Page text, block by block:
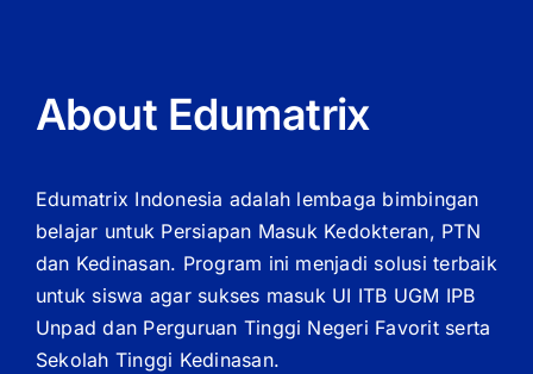
About Edumatrix
Edumatrix Indonesia adalah lembaga bimbingan
belajar untuk Persiapan Masuk Kedokteran, PTN
dan Kedinasan. Program ini menjadi solusi terbaik
untuk siswa agar sukses masuk UI ITB UGM IPB
Unpad dan Perguruan Tinggi Negeri Favorit serta
Sekolah Tinggi Kedinasan.